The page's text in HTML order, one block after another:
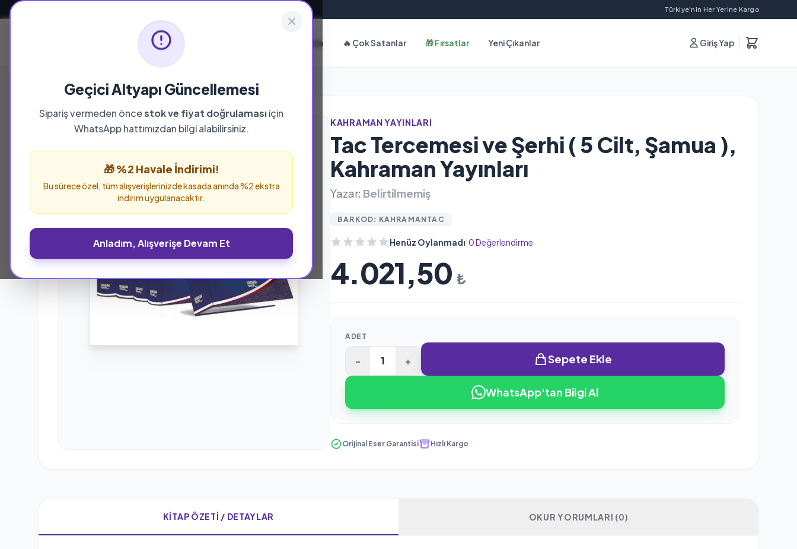
Geçici Altyapı Güncellemesi
Sipariş vermeden öncestok ve fiyat doğrulamasıiçin
WhatsApp hattımızdan bilgi alabilirsiniz.
🎁 %2 Havale İndirimi!
Bu sürece özel, tüm alışverişlerinizde kasada anında %2 ekstra
indirim uygulanacaktır.
Anladım, Alışverişe Devam Et
Türkiye'nin Her Yerine Kargo
Hakkımızda 🔥 Çok Satanlar 🎁 Fırsatlar Yeni Çıkanlar Giriş Yap
KAHRAMAN YAYINLARI
Tac Tercemesi ve Şerhi ( 5 Cilt, Şamua ),
Kahraman Yayınları
Yazar: Belirtilmemiş
BARKOD: KAHRAMANTAC
Henüz Oylanmadı 0 Değerlendirme
4.021,50 ₺
ADET
- + Sepete Ekle
WhatsApp'tan Bilgi Al
Orijinal Eser Garantisi Hızlı Kargo
KITAP ÖZETI / DETAYLAR OKUR YORUMLARI (0)